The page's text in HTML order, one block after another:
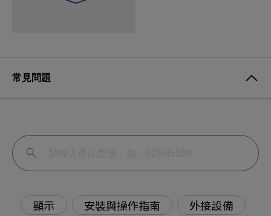
常見問題
顯示 安裝與操作指南
外接設備